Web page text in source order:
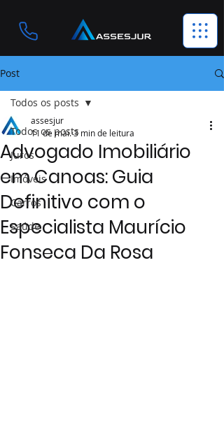
Post
Todos os posts
Juros
Imóveis
Carros
Saúde
Todos os posts
Advogado Imobiliário
em Canoas: Guia
Definitivo com o
Especialista Maurício
Fonseca Da Rosa
assesjur
11 de mai.3 min de leitura